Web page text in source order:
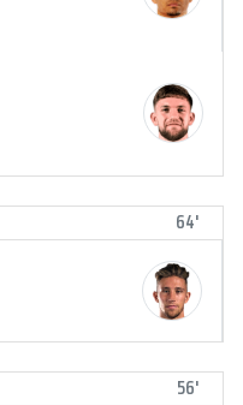
64'
56'